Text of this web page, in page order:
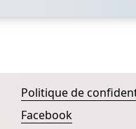
Politique de
Facebook